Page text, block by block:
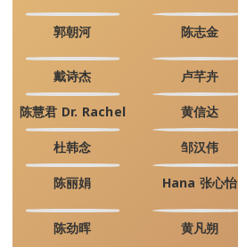
郭朝河 陈志金
戴诗杰 卢芊卉
陈慧君 Dr. Rachel 黄信达
杜韩念 邹汉伟
陈丽娟 Hana 张心怡
陈劲晖 黄凡朔